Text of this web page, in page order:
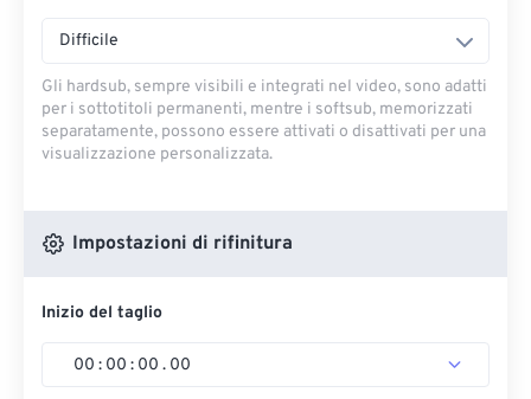
Difficile
Gli hardsub, sempre visibili e integrati nel video, sono adatti
per i sottotitoli permanenti, mentre i softsub, memorizzati
separatamente, possono essere attivati ​​o disattivati ​​per una
visualizzazione personalizzata.
Impostazioni di rifinitura
Inizio del taglio
00 : 00 : 00 . 00